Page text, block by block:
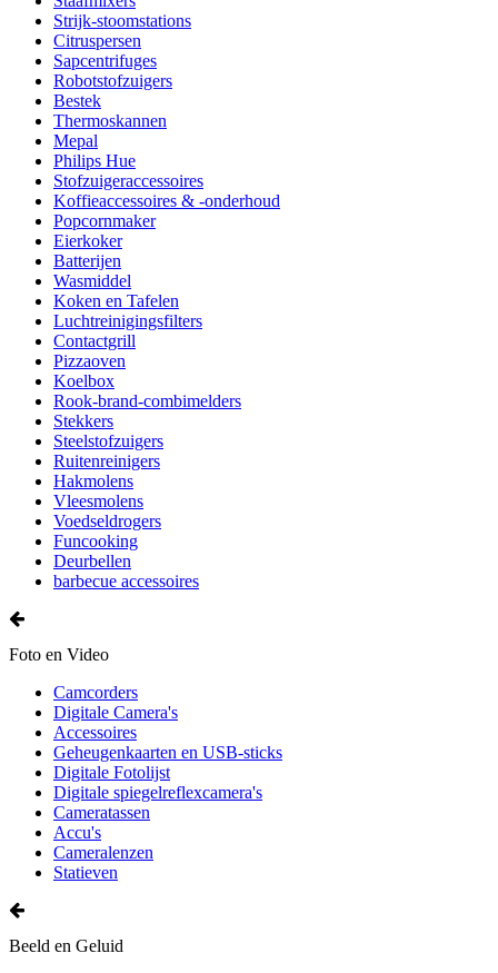
Strijk-stoomstations
Citruspersen
Sapcentrifuges
Robotstofzuigers
Bestek
Thermoskannen
Mepal
Philips Hue
Stofzuigeraccessoires
Koffieaccessoires & -onderhoud
Popcornmaker
Eierkoker
Batterijen
Wasmiddel
Koken en Tafelen
Luchtreinigingsfilters
Contactgrill
Pizzaoven
Koelbox
Rook-brand-combimelders
Stekkers
Steelstofzuigers
Ruitenreinigers
Hakmolens
Vleesmolens
Voedseldrogers
Funcooking
Deurbellen
barbecue accessoires
Foto en Video
Camcorders
Digitale Camera's
Accessoires
Geheugenkaarten en USB-sticks
Digitale Fotolijst
Digitale spiegelreflexcamera's
Cameratassen
Accu's
Cameralenzen
Statieven
Beeld en Geluid